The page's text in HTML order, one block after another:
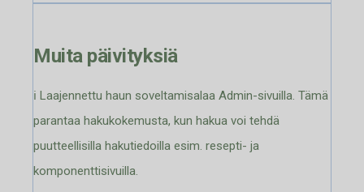
Muita päivityksiä
ℹ️ Laajennettu haun soveltamisalaa Admin-sivuilla. Tämä
parantaa hakukokemusta, kun hakua voi tehdä
puutteellisilla hakutiedoilla esim. resepti- ja
komponenttisivuilla.